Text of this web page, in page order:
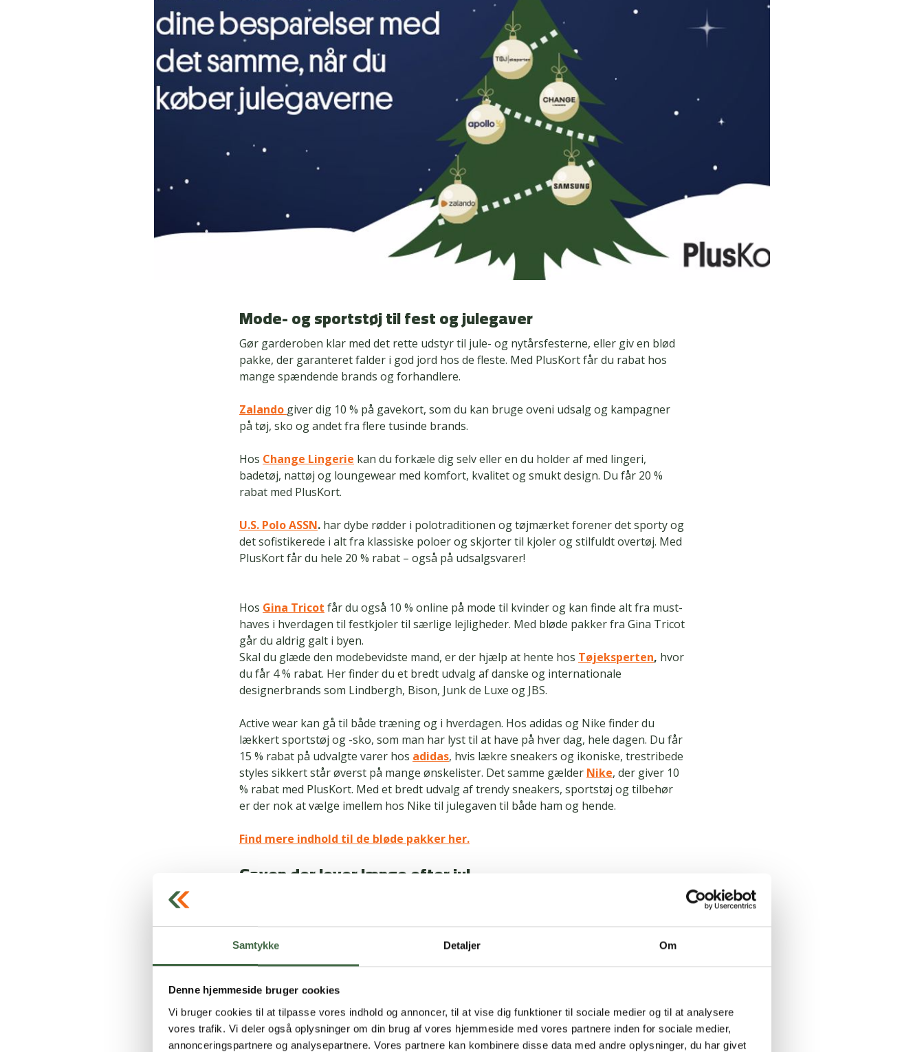
Samtykke Detaljer Om
Denne hjemmeside bruger cookies
Vi bruger cookies til at tilpasse vores indhold og annoncer, til at vise dig funktioner til sociale medier og til at analysere
vores trafik. Vi deler også oplysninger om din brug af vores hjemmeside med vores partnere inden for sociale medier,
annonceringspartnere og analysepartnere. Vores partnere kan kombinere disse data med andre oplysninger, du har givet
Mode- og sportstøj til fest og julegaver
Gør garderoben klar med det rette udstyr til jule- og nytårsfesterne, eller giv en blød
pakke, der garanteret falder i god jord hos de fleste. Med PlusKort får du rabat hos
mange spændende brands og forhandlere.
Zalando giver dig 10 % på gavekort, som du kan bruge oveni udsalg og kampagner
på tøj, sko og andet fra flere tusinde brands.
Hos Change Lingerie kan du forkæle dig selv eller en du holder af med lingeri,
badetøj, nattøj og loungewear med komfort, kvalitet og smukt design. Du får 20 %
rabat med PlusKort.
U.S. Polo ASSN. har dybe rødder i polotraditionen og tøjmærket forener det sporty og
det sofistikerede i alt fra klassiske poloer og skjorter til kjoler og stilfuldt overtøj. Med
PlusKort får du hele 20 % rabat – også på udsalgsvarer!
Hos Gina Tricot får du også 10 % online på mode til kvinder og kan finde alt fra must-
haves i hverdagen til festkjoler til særlige lejligheder. Med bløde pakker fra Gina Tricot
går du aldrig galt i byen.
Skal du glæde den modebevidste mand, er der hjælp at hente hos Tøjeksperten, hvor
du får 4 % rabat. Her finder du et bredt udvalg af danske og internationale
designerbrands som Lindbergh, Bison, Junk de Luxe og JBS.
Active wear kan gå til både træning og i hverdagen. Hos adidas og Nike finder du
lækkert sportstøj og -sko, som man har lyst til at have på hver dag, hele dagen. Du får
15 % rabat på udvalgte varer hos adidas, hvis lækre sneakers og ikoniske, trestribede
styles sikkert står øverst på mange ønskelister. Det samme gælder Nike, der giver 10
% rabat med PlusKort. Med et bredt udvalg af trendy sneakers, sportstøj og tilbehør
er der nok at vælge imellem hos Nike til julegaven til både ham og hende.
Find mere indhold til de bløde pakker her.
Gaven der lever længe efter jul…
Du får 5 % rabat påPlusGavekort,, der kan indløses til gavekort til mange forskellige
butikker og webshops fx Power, Bog&Idé, Imerco og mange andre. Glæd dig selv eller
en du holder af med et gavekort, der giver frihed til at vælge.
GoDream har PlusBoost rabat i hele december, og her får du 20 % på langt de fleste
oplevelser og 12 % rabat på Bio. Vælg mellem blandt andet et gavekort til en middag